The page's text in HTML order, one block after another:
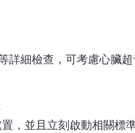
詳細檢查，可考慮心臟
，並且立刻啟動相關標準